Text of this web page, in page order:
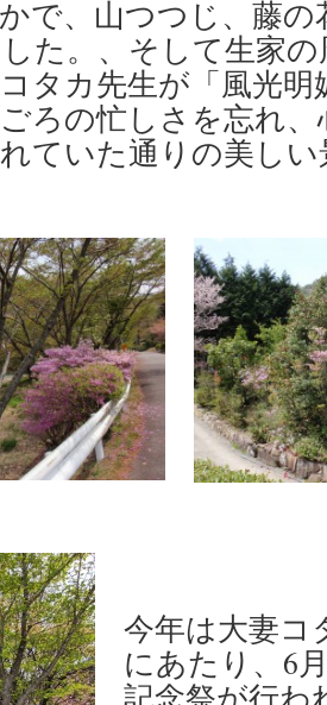
で、山つつじ、藤
た。、そして生家
タカ先生が「風光
ろの忙しさを忘れ
ていた通りの美し
今年は大妻コ
にあたり、6
記念祭が行わ